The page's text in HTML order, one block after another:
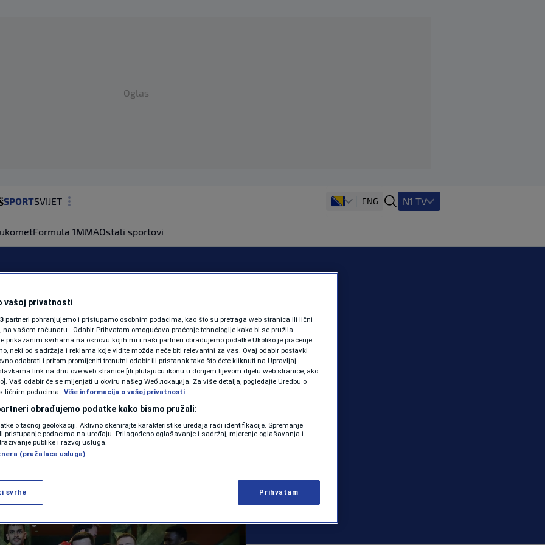
Oglas
SPORTSVIJET
ZDRAVLJE
SHOWBIZ
KOLUMNE
PODCAST
N1 SPECIJAL
FENOMENI
NEISTRAŽENO
VIRALNO
VIDEO
ENG N1 TV
Formula 1MMAOstali sportovi
Turske
srebrene medalje
nakon povratka iz
KOŠARKA | 0 komentara
vašoj privatnosti
partneri pohranjujemo i pristupamo osobnim podacima, kao što su pretraga web stranica ili lični
na vašem računaru . Odabir Prihvatam omogućava praćenje tehnologije kako bi se pružila
prikazanim svrhama na osnovu kojih mi i naši partneri obrađujemo podatke Ukoliko je praćenje
neki od sadržaja i reklama koje vidite možda neće biti relevantni za vas. Ovaj odabir postavki
odabrati i pritom promijeniti trenutni odabir ili pristanak tako što ćete kliknuti na Upravljaj
link na dnu ove web stranice [ili plutajuću ikonu u donjem lijevom dijelu web stranice, ako
Vaš odabir će se mijenjati u okviru našeg Wеб локација. Za više detalja, pogledajte Uredbu o
ličnim podacima. Više informacija o vašoj privatnosti
obrađujemo podatke kako bismo pružali:
o tačnoj geolokaciji. Aktivno skenirajte karakteristike uređaja radi identifikacije. Spremanje
pristupanje podacima na uređaju. Prilagođeno oglašavanje i sadržaj, mjerenje oglašavanja i
publike i razvoj usluga.
(pružalaca usluga)
svrhe Prihvatam